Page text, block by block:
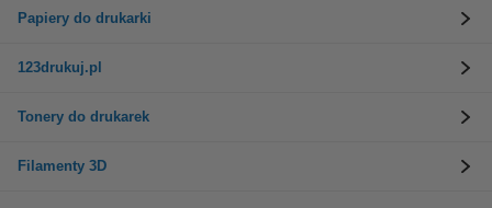
Papiery do drukarki
123drukuj.pl
Tonery do drukarek
Filamenty 3D